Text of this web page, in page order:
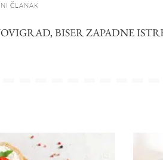
ČLANAK
BISER ZAPADNE